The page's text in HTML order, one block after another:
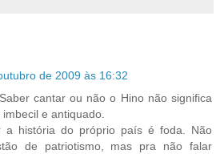
de 2009 às 16:32
cantar ou não o Hino não significa
e antiquado.
a história do próprio país é foda. Não
de patriotismo, mas pra não falar